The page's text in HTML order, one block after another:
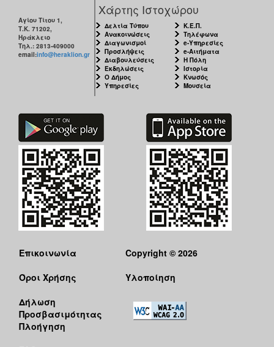
Αγίου Τίτου 1,
Τ.Κ. 71202,
Ηράκλειο
Τηλ.: 2813-409000
email:info@heraklion.gr
Χάρτης Ιστοχώρου
Δελτία Τύπου
Ανακοινώσεις
Διαγωνισμοί
Προσλήψεις
Διαβουλεύσεις
Εκδηλώσεις
Ο Δήμος
Υπηρεσίες
Κ.Ε.Π.
Τηλέφωνα
e-Υπηρεσίες
e-Αιτήματα
Η Πόλη
Ιστορία
Κνωσός
Μουσεία
Επικοινωνία
Όροι Χρήσης
Δήλωση
Προσβασιμότητας
Πλοήγηση
Copyright © 2026
Υλοποίηση